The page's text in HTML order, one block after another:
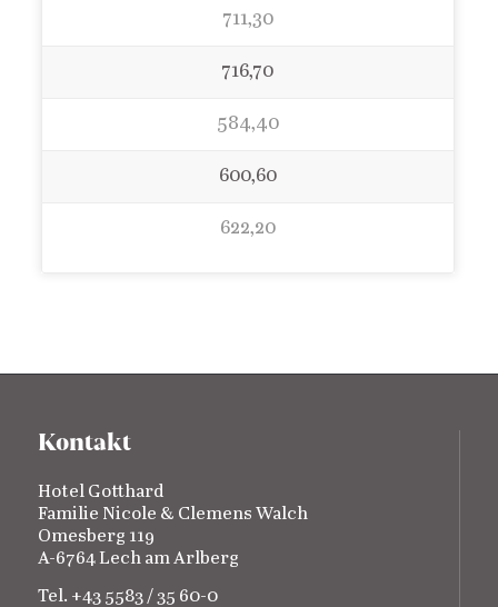
711,30
716,70
584,40
600,60
622,20
Kontakt
Hotel Gotthard
Familie Nicole & Clemens Walch
Omesberg 119
A-6764 Lech am Arlberg
Tel. +43 5583 / 35 60-0